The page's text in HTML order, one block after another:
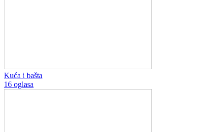
Kuća i bašta
16 oglasa